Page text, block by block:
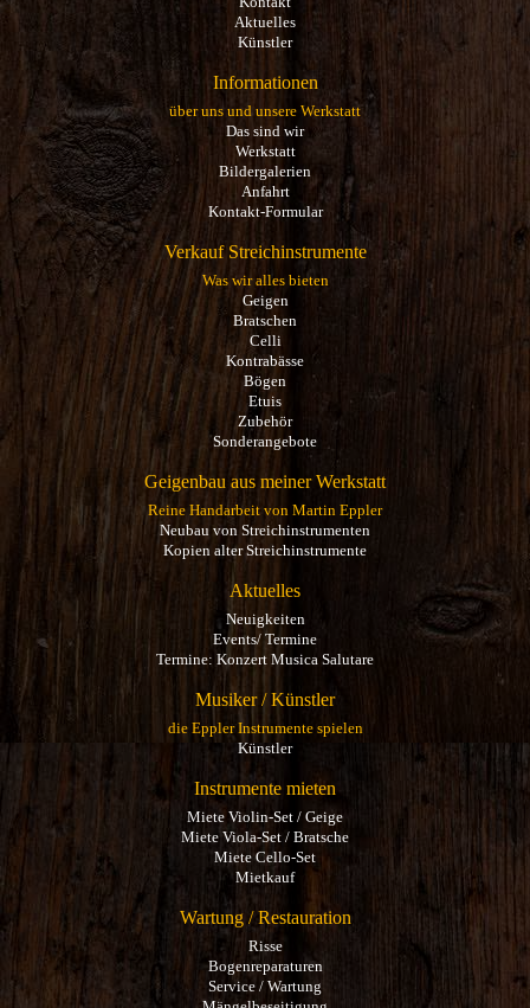
Aktuelles
Künstler
Informationen
über uns und unsere Werkstatt
Das sind wir
Werkstatt
Bildergalerien
Anfahrt
Kontakt-Formular
Verkauf Streichinstrumente
Was wir alles bieten
Geigen
Bratschen
Celli
Kontrabässe
Bögen
Etuis
Zubehör
Sonderangebote
Geigenbau aus meiner Werkstatt
Reine Handarbeit von Martin Eppler
Neubau von Streichinstrumenten
Kopien alter Streichinstrumente
Aktuelles
Neuigkeiten
Events/ Termine
Termine: Konzert Musica Salutare
Musiker / Künstler
die Eppler Instrumente spielen
Künstler
Instrumente mieten
Miete Violin-Set / Geige
Miete Viola-Set / Bratsche
Miete Cello-Set
Mietkauf
Wartung / Restauration
Risse
Bogenreparaturen
Service / Wartung